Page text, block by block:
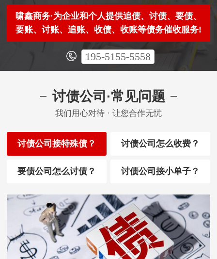
啸鑫商务·为企业和个人提供追债、讨债、要债、
要账、讨账、追账、收债、收账等债务催收服务!
195-5155-5558
讨债公司·常见问题
我们用心对待 · 让您合作无忧
讨债公司接特殊债？ 讨债公司怎么收费？
要债公司怎么讨债？ 讨债公司接小单子？